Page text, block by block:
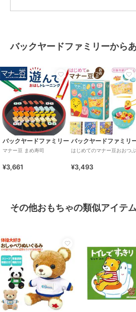
プレゼント 贈り物 ギフト お返し 引っ越
お箸 練習 おもちゃ 通販 マナー豆 匠 お
供 子ども 玩具 ビーンズ 男の子 女の子
エティ おしゃれ かわいい 盛り上がる こ
この商品は、不良品のみ返品を承ります
ブランド バックヤードファミ
ショップ バックヤードファミ
商品カテゴリ ホビー・ゲーム
サイズ ゲーム
バックヤードファミリーから
バックヤードファミリー
マナー豆 まめ寿司
¥3,661
バックヤードファミリ
はじめてのマナー豆おおつぶ
¥3,493
その他おもちゃの類似アイテム